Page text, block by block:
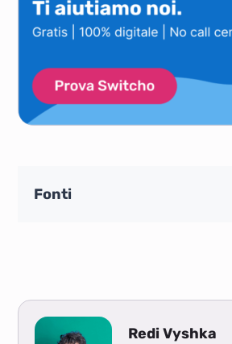
Fonti
Redi Vyshka